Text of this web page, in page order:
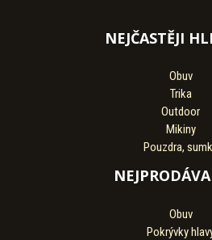
NEJČASTĚJI
Obuv
Trika
Outdoor
Mikiny
Pouzdra,
Obuv
Pokrývky